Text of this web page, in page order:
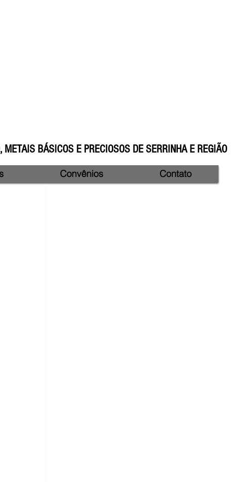
BÁSICOS E PRECIOSOS DE SERRINHA E REGIÃO
Convênios Contato